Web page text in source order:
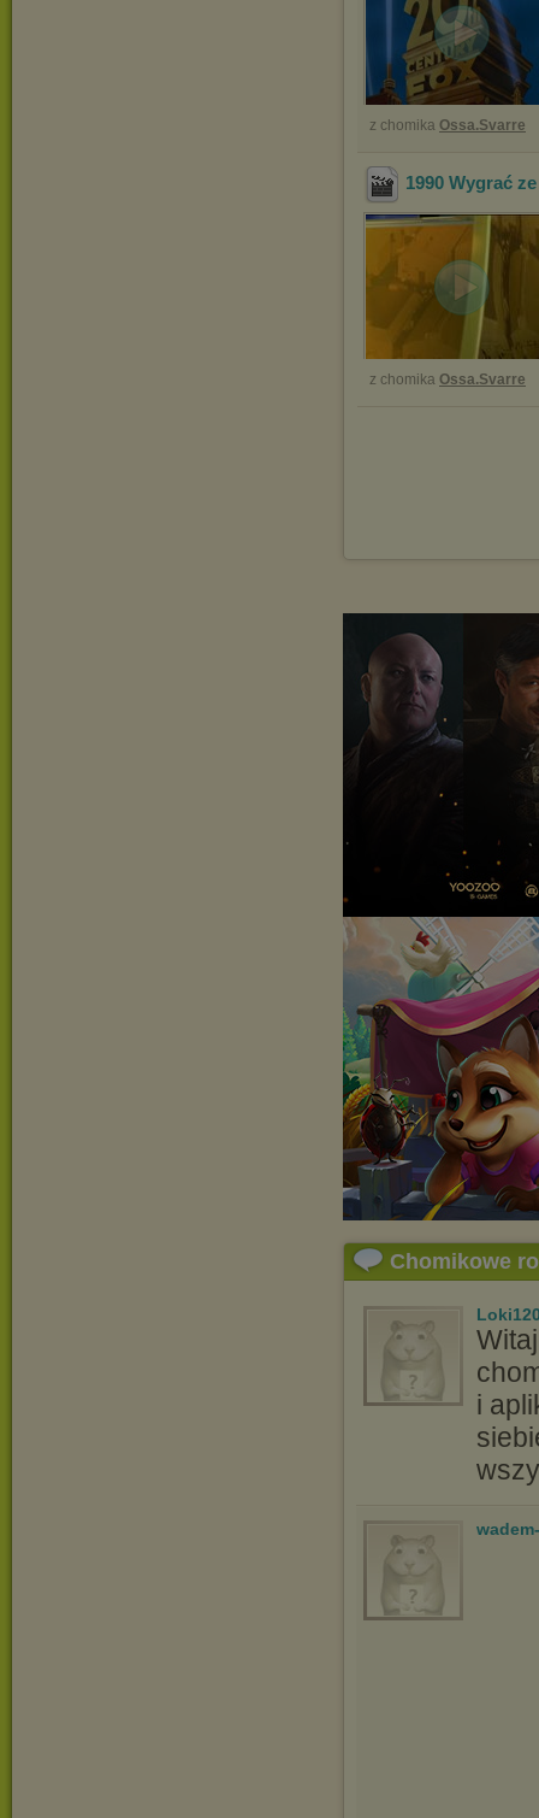
z chomika Ossa.Svarre
1990 Wygrać
z chomika Ossa.Svarre
Chomikowe
i